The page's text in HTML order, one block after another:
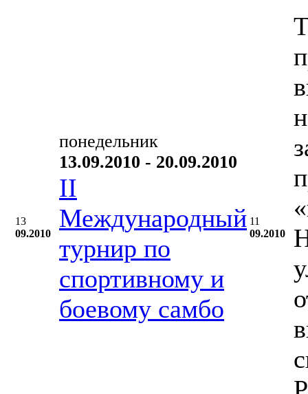
13
09.2010
понедельник
13.09.2010 - 20.09.2010
II
Международный
турнир по
спортивному и
боевому самбо
11
09.2010